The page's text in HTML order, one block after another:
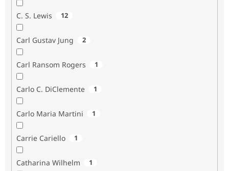
C. S. Lewis 12
Carl Gustav Jung 2
Carl Ransom Rogers 1
Carlo C. DiClemente 1
Carlo Maria Martini 1
Carrie Cariello 1
Catharina Wilhelm 1